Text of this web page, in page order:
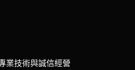
業技術與誠信經營